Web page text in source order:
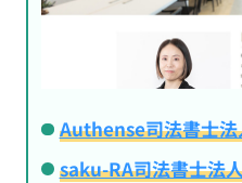
Authense司法書士法
saku-RA司法書士法